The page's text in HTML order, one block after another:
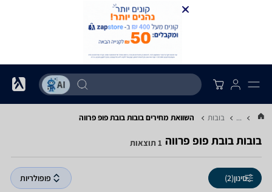
... בובות השוואת מחירים בובות ‏בובת פופ ‏פרווה
בובות ‏בובת פופ ‏פרווה 1 תוצאות
סינון(2) פופולריות